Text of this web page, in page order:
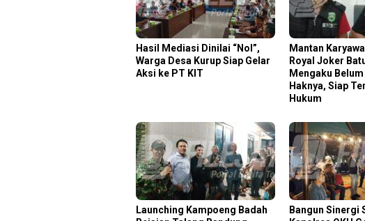
Hasil Mediasi Dinilai “Nol”,
Warga Desa Kurup Siap Gelar
Aksi ke PT KIT
Mantan
Royal Joker
Mengaku
Haknya, Siap
Hukum
Launching Kampoeng Badah
Bangun Sinergi